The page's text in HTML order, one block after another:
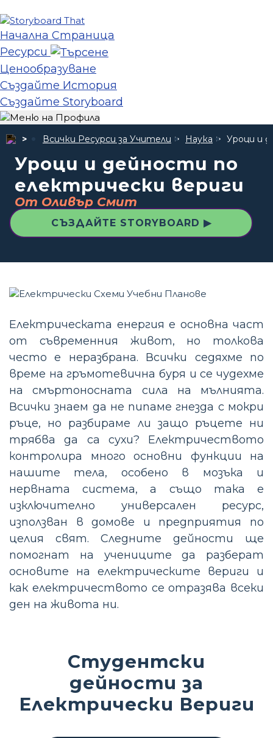
Начална Страница
Ресурси
Ценообразуване
Създайте История
Създайте Storyboard
Всички Ресурси за Учители Наука Уроци и
Уроци и дейности по
електрически вериги
От Оливър Смит
СЪЗДАЙТЕ STORYBOARD ▶
Електрическата енергия е основна част
от съвременния живот, но толкова
често е неразбрана. Всички седяхме по
време на гръмотевична буря и се чудехме
на смъртоносната сила на мълнията.
Всички знаем да не пипаме гнезда с мокри
ръце, но разбираме ли защо ръцете ни
трябва да са сухи? Електричеството
контролира много основни функции на
нашите тела, особено в мозъка и
нервната система, а също така е
изключително универсален ресурс,
използван в домове и предприятия по
целия свят. Следните дейности ще
помогнат на учениците да разберат
основите на електрическите вериги и
как електричеството се отразява всеки
ден на живота ни.
Студентски
дейности за
Електрически Вериги